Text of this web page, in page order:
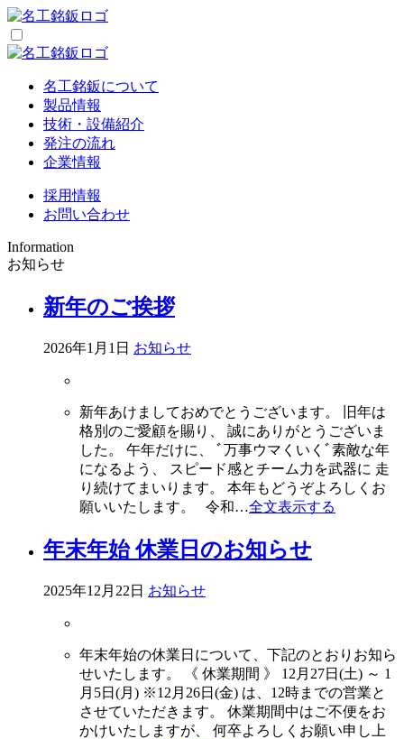
名工銘鈑について
製品情報
技術・設備紹介
発注の流れ
企業情報
採用情報
お問い合わせ
Information
お知らせ
新年のご挨拶
2026年1月1日 お知らせ
新年あけましておめでとうございます。 旧年は
格別のご愛顧を賜り、 誠にありがとうございま
した。 午年だけに、 ﾞ万事ウマくいくﾞ素敵な年
になるよう、 スピード感とチーム力を武器に 走
り続けてまいります。 本年もどうぞよろしくお
願いいたします。 令和…全文表示する
年末年始 休業日のお知らせ
2025年12月22日 お知らせ
年末年始の休業日について、下記のとおりお知ら
せいたします。 《 休業期間 》 12月27日(土) ～ 1
月5日(月) ※12月26日(金) は、12時までの営業と
させていただきます。 休業期間中はご不便をお
かけいたしますが、 何卒よろしくお願い申し上